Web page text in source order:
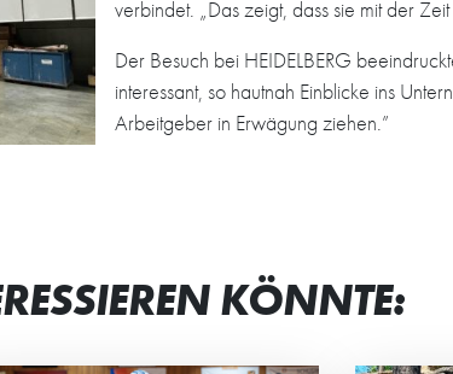
verbindet. „Das zeigt, dass sie mit der
Der Besuch bei HEIDELBERG
interessant, so hautnah Einblicke ins
Arbeitgeber in Erwägung ziehen.”
KÖNNTE: